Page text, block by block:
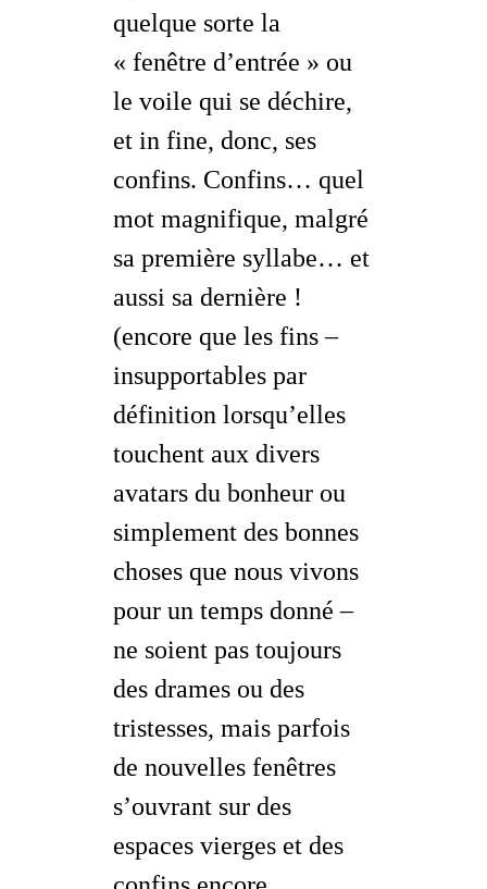
quelque sorte la
« fenêtre d’entrée » ou
le voile qui se déchire,
et in fine, donc, ses
confins. Confins… quel
mot magnifique, malgré
sa première syllabe… et
aussi sa dernière !
(encore que les fins–
insupportables par
définition lorsqu’elles
touchent aux divers
avatars du bonheur ou
simplement des bonnes
choses que nous vivons
pour un temps donné –
ne soient pas toujours
des drames ou des
tristesses, mais parfois
de nouvelles fenêtres
s’ouvrant sur des
espaces vierges et des